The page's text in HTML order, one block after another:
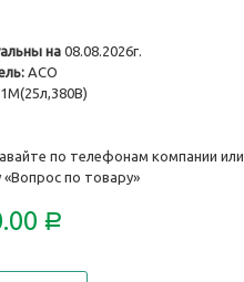
на 08.08.2026г.
АСО
по телефонам компании или
по товару»
Р